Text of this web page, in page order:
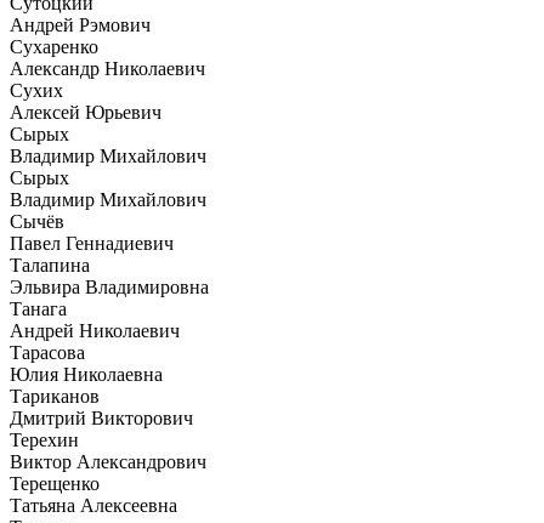
Андрей Рэмович
Сухаренко
Александр Николаевич
Сухих
Алексей Юрьевич
Сырых
Владимир Михайлович
Сырых
Владимир Михайлович
Сычёв
Павел Геннадиевич
Талапина
Эльвира Владимировна
Танага
Андрей Николаевич
Тарасова
Юлия Николаевна
Тариканов
Дмитрий Викторович
Терехин
Виктор Александрович
Терещенко
Татьяна Алексеевна